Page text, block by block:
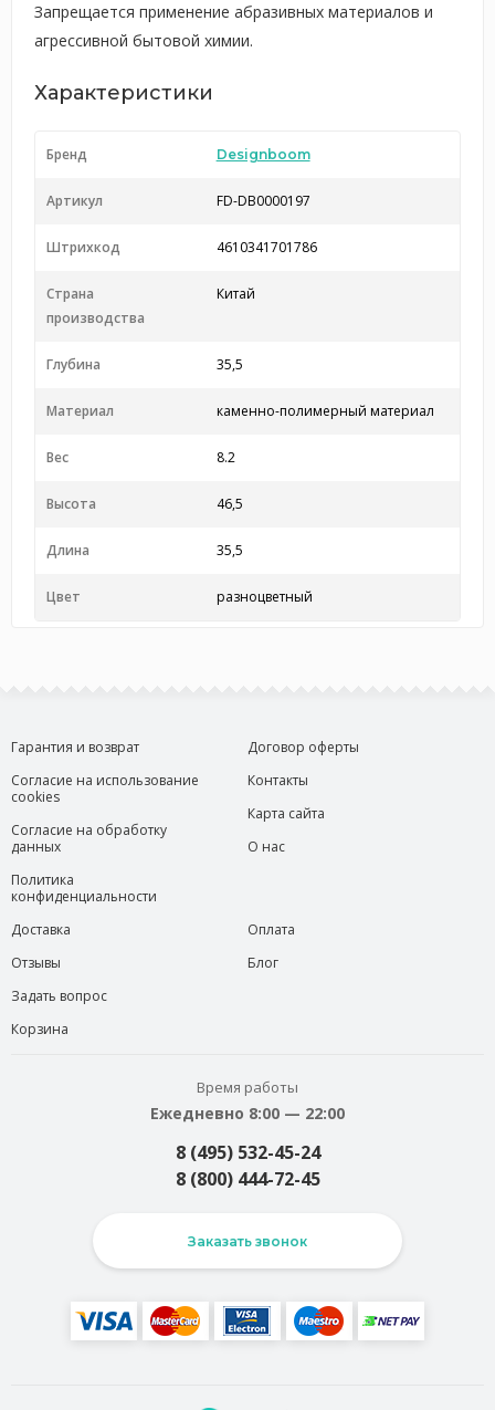
Запрещается применение абразивных материалов и
агрессивной бытовой химии.
Характеристики
Бренд Designboom
Артикул FD-DB0000197
Штрихкод 4610341701786
Страна
производства
Китай
Глубина 35,5
Материал каменно-полимерный материал
Вес 8.2
Высота 46,5
Длина 35,5
Цвет разноцветный
Гарантия и возврат
Согласие на использование
cookies
Согласие на обработку
данных
Политика
конфиденциальности
Договор оферты
Контакты
Карта сайта
О нас
Доставка
Отзывы
Задать вопрос
Корзина
Оплата
Блог
Время работы
Ежедневно 8:00 — 22:00
8 (495) 532-45-24
8 (800) 444-72-45
Заказать звонок